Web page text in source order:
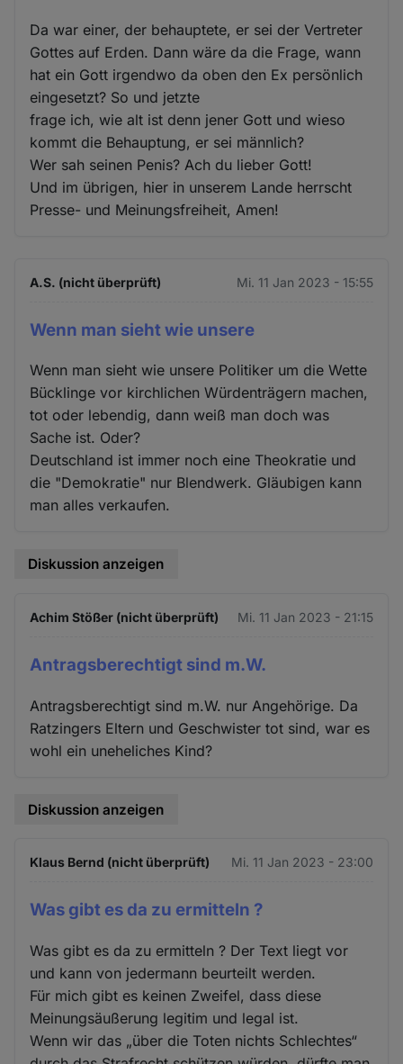
Da war einer, der behauptete, er sei der Vertreter
Gottes auf Erden. Dann wäre da die Frage, wann
hat ein Gott irgendwo da oben den Ex persönlich
eingesetzt? So und jetzte
frage ich, wie alt ist denn jener Gott und wieso
kommt die Behauptung, er sei männlich?
Wer sah seinen Penis? Ach du lieber Gott!
Und im übrigen, hier in unserem Lande herrscht
Presse- und Meinungsfreiheit, Amen!
A.S. (nicht überprüft) Mi. 11 Jan 2023 - 15:55
Wenn man sieht wie unsere
Wenn man sieht wie unsere Politiker um die Wette
Bücklinge vor kirchlichen Würdenträgern machen,
tot oder lebendig, dann weiß man doch was
Sache ist. Oder?
Deutschland ist immer noch eine Theokratie und
die "Demokratie" nur Blendwerk. Gläubigen kann
man alles verkaufen.
Diskussion anzeigen
Achim Stößer (nicht überprüft) Mi. 11 Jan 2023 - 21:15
Antragsberechtigt sind m.W.
Antragsberechtigt sind m.W. nur Angehörige. Da
Ratzingers Eltern und Geschwister tot sind, war es
wohl ein uneheliches Kind?
Diskussion anzeigen
Klaus Bernd (nicht überprüft) Mi. 11 Jan 2023 - 23:00
Was gibt es da zu ermitteln ?
Was gibt es da zu ermitteln ? Der Text liegt vor
und kann von jedermann beurteilt werden.
Für mich gibt es keinen Zweifel, dass diese
Meinungsäußerung legitim und legal ist.
Wenn wir das „über die Toten nichts Schlechtes“